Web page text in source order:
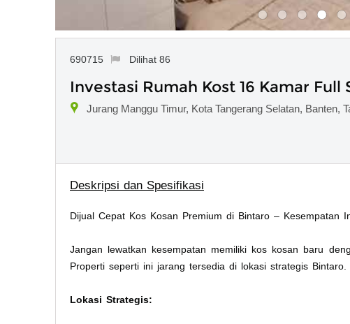
690715 Dilihat 86
Investasi Rumah Kost 16 Kamar
Jurang Manggu Timur, Kota Tangerang Selatan, Banten,
Deskripsi dan Spesifikasi
Dijual Cepat Kos Kosan Premium di Bintaro – Kesempatan
Jangan lewatkan kesempatan memiliki kos kosan baru
Properti seperti ini jarang tersedia di lokasi strategis Bintaro.
Lokasi Strategis: